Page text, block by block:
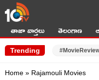
తాజా వార్తలు తెలంగాణ
Trending
Home » Rajamouli Movies